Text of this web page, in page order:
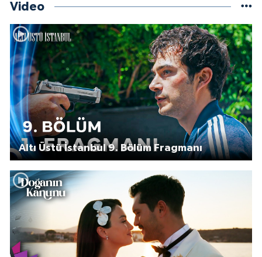
Video
Altı Üstü İstanbul 9. Bölüm Fragmanı